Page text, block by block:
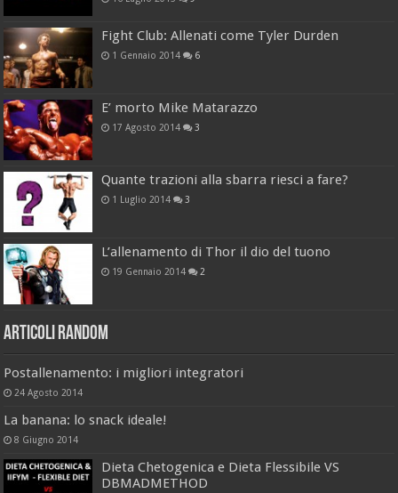
Fight Club: Allenati come Tyler Durden
1 Gennaio 2014 6
E’ morto Mike Matarazzo
17 Agosto 2014 3
Quante trazioni alla sbarra riesci a fare?
1 Luglio 2014 3
L’allenamento di Thor il dio del tuono
19 Gennaio 2014 2
Articoli Random
Postallenamento: i migliori integratori
24 Agosto 2014
La banana: lo snack ideale!
8 Giugno 2014
Dieta Chetogenica e Dieta Flessibile VS
DBMADMETHOD